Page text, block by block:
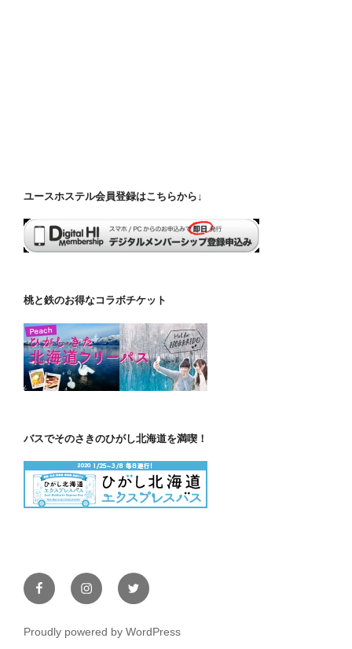
ユースホステル会員登録はこちらから↓
桃と鉄のお得なコラボチケット
バスでそのさきのひがし北海道を満喫！
FacebookInstagramTwitter
Proudly powered by WordPress